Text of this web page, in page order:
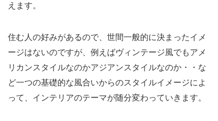
えます。
住む人の好みがあるので、世間一般的に決まったイメ
ージはないのですが、例えばヴィンテージ風でもアメ
リカンスタイルなのかアジアンスタイルなのか・・な
ど一つの基礎的な風合いからのスタイルイメージによ
って、インテリアのテーマが随分変わっていきます。